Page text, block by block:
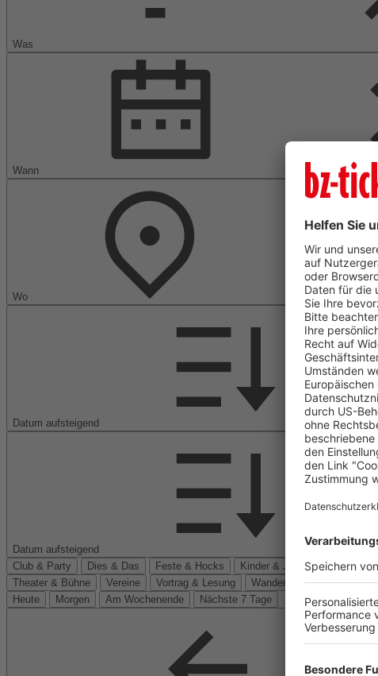
Was
Wann
Wo
Datum aufsteigend
Datum aufsteigend
Club & Party
Dies & Das Feste & Hocks Kinder & Jugend Kino
Theater & Bühne
Vereine Vortrag & Lesung
Wanderungen
Heute
Morgen Am Wochenende Nächste 7 Tage